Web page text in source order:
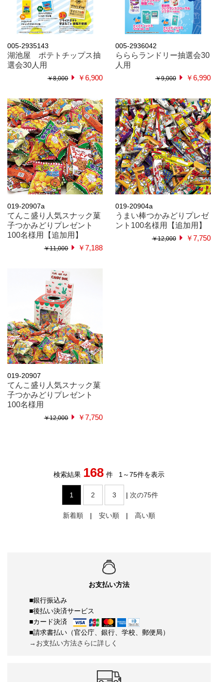
005-2935143
湖池屋 ポテトチップス抽
選会30人用
￥8,000 ￥6,900
005-2936042
らららランドリー抽選会30
人用
￥9,000 ￥6,990
019-20907a
てんこ盛り人気スナック菓
子つかみどりプレゼント
100名様用【追加用】
￥11,000 ￥7,188
019-20904a
うまい棒つかみどりプレゼ
ント100名様用【追加用】
￥12,000 ￥7,750
019-20907
てんこ盛り人気スナック菓
子つかみどりプレゼント
100名様用
￥12,000 ￥7,750
検索結果 168 件 1～75件を表示
1 2 3 | 次の75件
新着順 | 安い順 | 高い順
お支払い方法
■銀行振込み
■後払い決済サービス
■カード決済
■請求書払い（官公庁、銀行、学校、郵便局）
→お支払い方法さらに詳しく